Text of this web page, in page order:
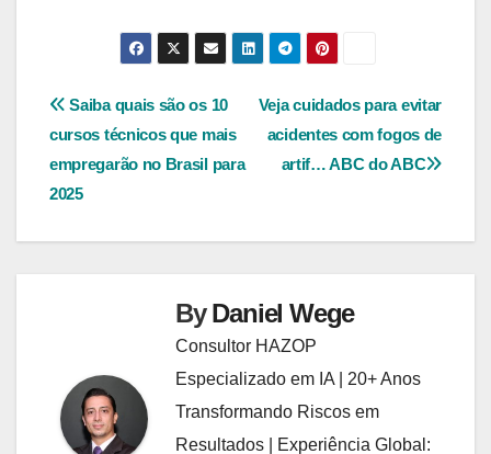
Navegação
de
Post
Veja cuidados para evitar
acidentes com fogos de
artif… ABC do ABC
Saiba quais são os 10
cursos técnicos que mais
empregarão no Brasil para
2025
ByDaniel Wege
Consultor HAZOP
Especializado em IA | 20+ Anos
Transformando Riscos em
Resultados | Experiência Global: